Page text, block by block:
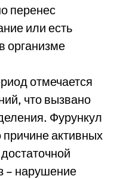
перенес
или есть
организме
отмечается
что вызвано
Фурункул
причине активных
– нарушение